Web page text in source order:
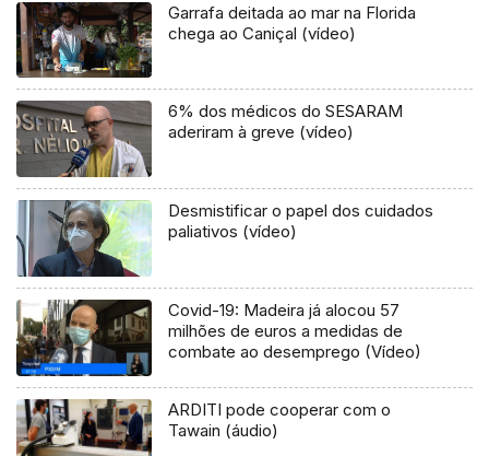
Garrafa deitada ao mar na Florida
chega ao Caniçal (vídeo)
6% dos médicos do SESARAM
aderiram à greve (vídeo)
Desmistificar o papel dos cuidados
paliativos (vídeo)
Covid-19: Madeira já alocou 57
milhões de euros a medidas de
combate ao desemprego (Vídeo)
ARDITI pode cooperar com o
Tawain (áudio)